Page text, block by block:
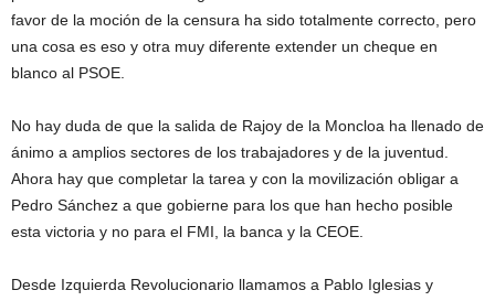
favor de la moción de la censura ha sido totalmente correcto, pero
una cosa es eso y otra muy diferente extender un cheque en
blanco al PSOE.
No hay duda de que la salida de Rajoy de la Moncloa ha llenado de
ánimo a amplios sectores de los trabajadores y de la juventud.
Ahora hay que completar la tarea y con la movilización obligar a
Pedro Sánchez a que gobierne para los que han hecho posible
esta victoria y no para el FMI, la banca y la CEOE.
Desde Izquierda Revolucionario llamamos a Pablo Iglesias y